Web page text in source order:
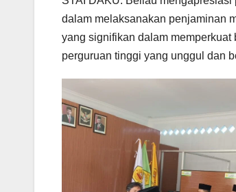
dalam melaksanakan penjaminan
yang signifikan dalam
perguruan tinggi yang unggul dan